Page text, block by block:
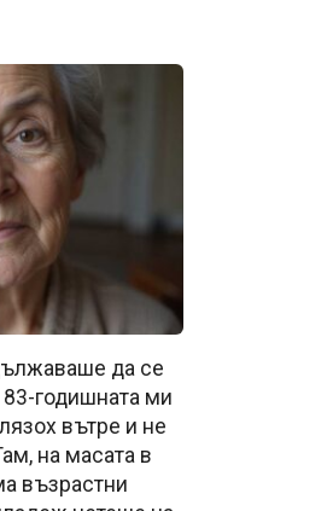
да се
83-годишната ми
вътре и не
на масата в
възрастни